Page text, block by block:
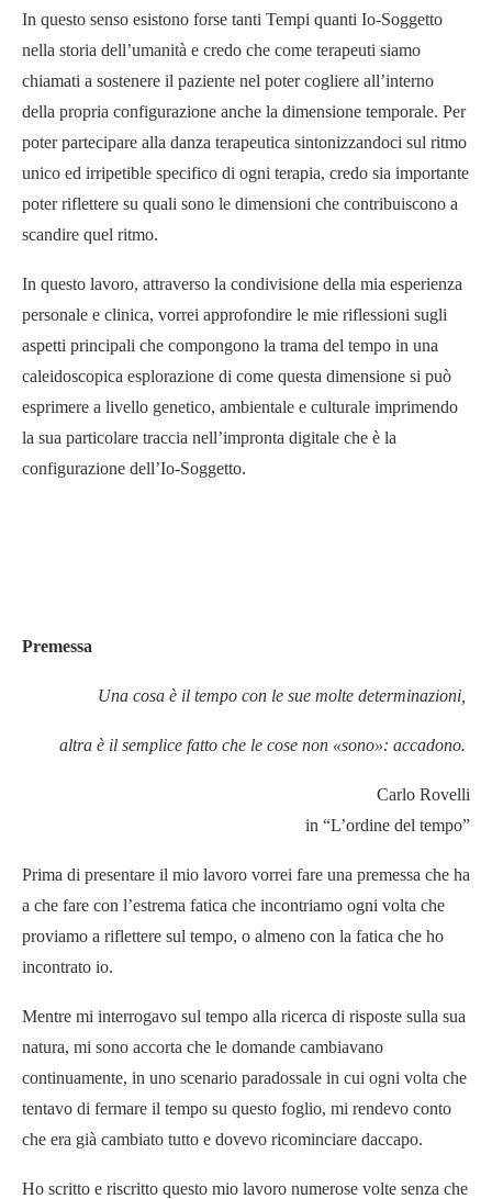
In questo senso esistono forse tanti Tempi quanti Io-Soggetto
nella storia dell’umanità e credo che come terapeuti siamo
chiamati a sostenere il paziente nel poter cogliere all’interno
della propria configurazione anche la dimensione temporale. Per
poter partecipare alla danza terapeutica sintonizzandoci sul ritmo
unico ed irripetible specifico di ogni terapia, credo sia importante
poter riflettere su quali sono le dimensioni che contribuiscono a
scandire quel ritmo.
In questo lavoro, attraverso la condivisione della mia esperienza
personale e clinica, vorrei approfondire le mie riflessioni sugli
aspetti principali che compongono la trama del tempo in una
caleidoscopica esplorazione di come questa dimensione si può
esprimere a livello genetico, ambientale e culturale imprimendo
la sua particolare traccia nell’impronta digitale che è la
configurazione dell’Io-Soggetto.
Premessa
Una cosa è il tempo con le sue molte determinazioni,
altra è il semplice fatto che le cose non «sono»: accadono.
Carlo Rovelli
in “L’ordine del tempo”
Prima di presentare il mio lavoro vorrei fare una premessa che ha
a che fare con l’estrema fatica che incontriamo ogni volta che
proviamo a riflettere sul tempo, o almeno con la fatica che ho
incontrato io.
Mentre mi interrogavo sul tempo alla ricerca di risposte sulla sua
natura, mi sono accorta che le domande cambiavano
continuamente, in uno scenario paradossale in cui ogni volta che
tentavo di fermare il tempo su questo foglio, mi rendevo conto
che era già cambiato tutto e dovevo ricominciare daccapo.
Ho scritto e riscritto questo mio lavoro numerose volte senza che